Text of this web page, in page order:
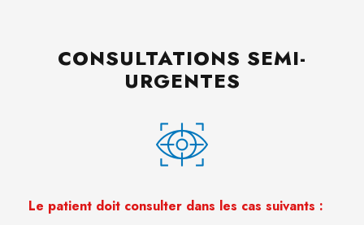
CONSULTATIONS SEMI-
URGENTES
Le patient doit consulter dans les cas suivants :